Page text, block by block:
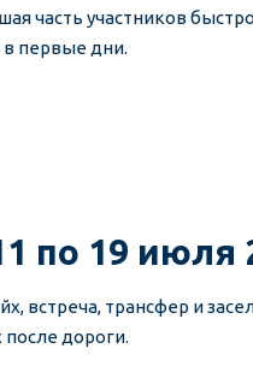
часть участников быстро
в первые дни.
по 19 июля
встреча, трансфер и
дороги.